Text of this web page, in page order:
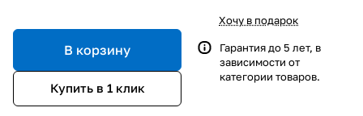
В корзину
Купить в 1 клик
Хочу в подарок
Гарантия до 5 лет, в
зависимости от
категории товаров.